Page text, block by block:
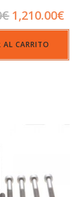
€ 1,210.00€
AL CARRITO